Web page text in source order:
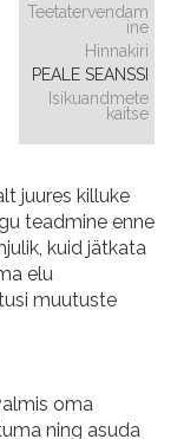
Teetatervendam
ine
Hinnakiri
PEALE SEANSSI
Isikuandmete
kaitse
juures killuke
teadmine enne
kuid jätkata
elu
muutuste
oma
ning asuda